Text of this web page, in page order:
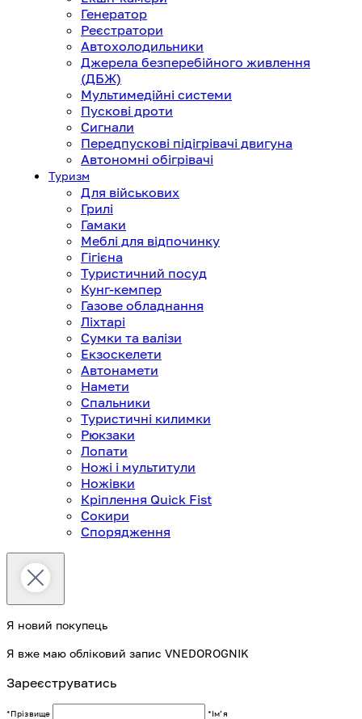
Генератор
Реєстратори
Автохолодильники
Джерела безперебійного живлення
(ДБЖ)
Мультимедійні системи
Пускові дроти
Сигнали
Передпускові підігрівачі двигуна
Автономні обігрівачі
Туризм
Для військових
Грилі
Гамаки
Меблі для відпочинку
Гігієна
Туристичний посуд
Кунг-кемпер
Газове обладнання
Ліхтарі
Сумки та валізи
Екзоскелети
Автонамети
Намети
Спальники
Туристичні килимки
Рюкзаки
Лопати
Ножі і мультитули
Ножівки
Кріплення Quick Fist
Сокири
Спорядження
Я новий покупець
Я вже маю обліковий запис VNEDOROGNIK
Зареєструватись
*Прізвище
*Імʼя